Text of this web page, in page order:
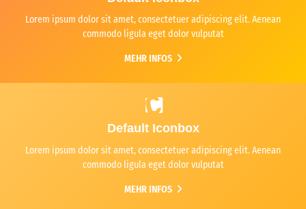
Lorem ipsum dolor sit amet, consectetuer adipiscing elit. Aenean
commodo ligula eget dolor vulputat
MEHR INFOS
Default Iconbox
Lorem ipsum dolor sit amet, consectetuer adipiscing elit. Aenean
commodo ligula eget dolor vulputat
MEHR INFOS